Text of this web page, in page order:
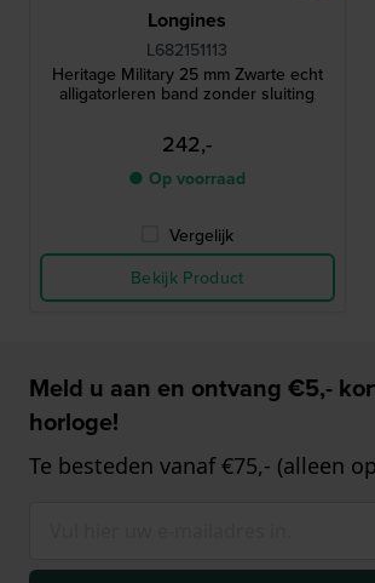
Longines
L682151113
Heritage Military 25 mm Zwarte echt
alligatorleren band zonder sluiting
242,-
● Op voorraad
Vergelijk
Bekijk Product
Meld u aan en ontvang €5,-
horloge!
Te besteden vanaf €75,- (alleen